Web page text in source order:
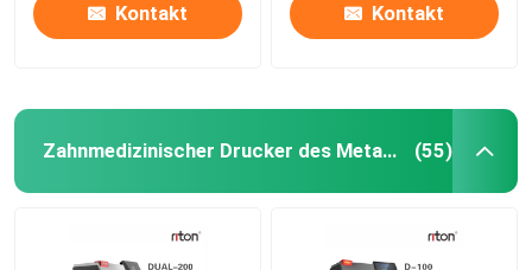
Maschine zum Biegen von Draht DMIS-V1
Kontakt Kontakt
Zahnmedizinischer Drucker des Metall3d (55)